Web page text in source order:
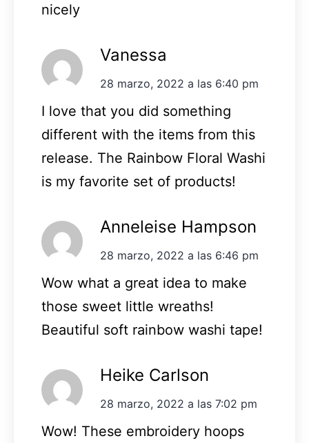
nicely
Vanessa
28 marzo, 2022 a las 6:40 pm
I love that you did something
different with the items from this
release. The Rainbow Floral Washi
is my favorite set of products!
Anneleise Hampson
28 marzo, 2022 a las 6:46 pm
Wow what a great idea to make
those sweet little wreaths!
Beautiful soft rainbow washi tape!
Heike Carlson
28 marzo, 2022 a las 7:02 pm
Wow! These embroidery hoops